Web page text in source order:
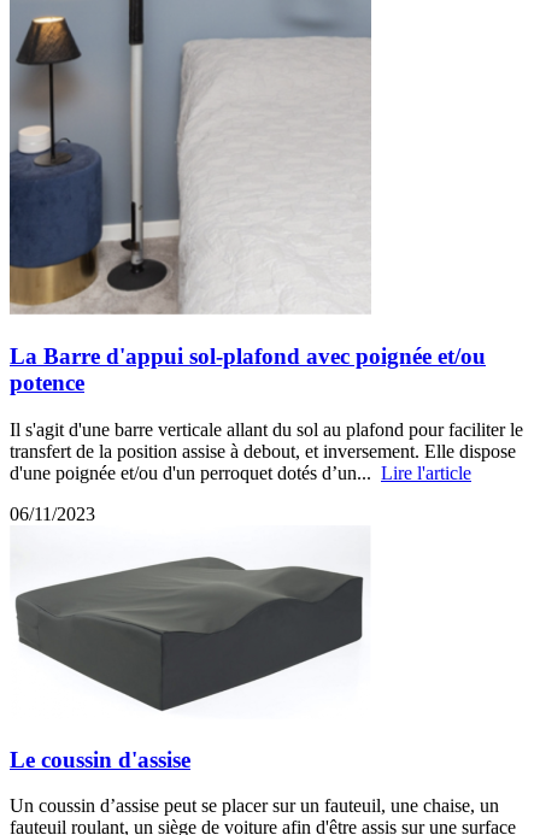
La Barre d'appui sol-plafond avec poignée et/ou
potence
Il s'agit d'une barre verticale allant du sol au plafond pour faciliter le
transfert de la position assise à debout, et inversement. Elle dispose
d'une poignée et/ou d'un perroquet dotés d’un... Lire l'article
06/11/2023
Le coussin d'assise
Un coussin d’assise peut se placer sur un fauteuil, une chaise, un
fauteuil roulant, un siège de voiture afin d'être assis sur une surface